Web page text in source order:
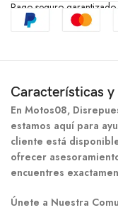
Pago seguro garantizado
Características
En Motos08,
estamos aquí para
cliente está
ofrecer
encuentres
Únete a Nuestra